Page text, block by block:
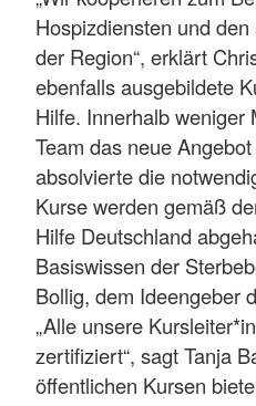
Hospizdiensten und
der Region“, erklärt
ebenfalls ausgebildete
Hilfe. Innerhalb weniger
Team das neue
absolvierte die
Kurse werden gemäß
Hilfe Deutschland
Basiswissen der
Bollig, dem Ideengeber
„Alle unsere
zertifiziert“, sagt Tanja
öffentlichen Kursen